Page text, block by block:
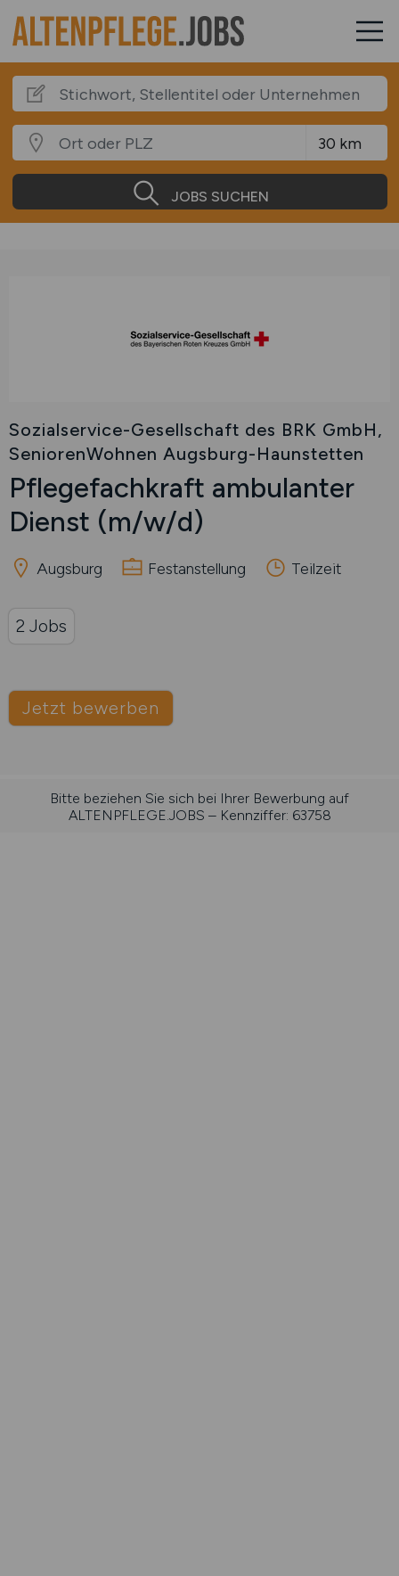
JOBS SUCHEN
Sozialservice-Gesellschaft des BRK GmbH,
SeniorenWohnen Augsburg-Haunstetten
Pflegefachkraft ambulanter
Dienst (m/w/d)
Augsburg Festanstellung Teilzeit
Jetzt bewerben
2 Jobs
Bitte beziehen Sie sich bei Ihrer Bewerbung auf
ALTENPFLEGE.JOBS – Kennziffer: 63758